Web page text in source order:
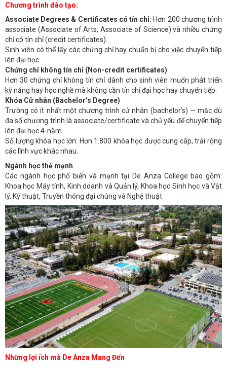
Chương trình đào tạo:
Associate Degrees & Certificates có tín chỉ: Hơn 200 chương trình
associate (Associate of Arts, Associate of Science) và nhiều chứng
chỉ có tín chỉ (credit certificates).
Sinh viên có thể lấy các chứng chỉ hay chuẩn bị cho việc chuyển tiếp
lên đại học.
Chứng chỉ không tín chỉ (Non-credit certificates)
Hơn 30 chứng chỉ không tín chỉ dành cho sinh viên muốn phát triển
kỹ năng hay học nghề mà không cần tín chỉ đại học hay chuyển tiếp.
Khóa Cử nhân (Bachelor’s Degree)
Trường có ít nhất một chương trình cử nhân (bachelor’s) — mặc dù
đa số chương trình là associate/certificate và chủ yếu để chuyển tiếp
lên đại học 4-năm.
Số lượng khóa học lớn: Hơn 1.800 khóa học được cung cấp, trải rộng
các lĩnh vực khác nhau.
Ngành học thế mạnh
Các ngành học phổ biến và mạnh tại De Anza College bao gồm:
Khoa học Máy tính, Kinh doanh và Quản lý, Khoa học Sinh học và Vật
lý, Kỹ thuật, Truyền thông đại chúng và Nghệ thuật
Những lợi ích mà De Anza Mang Đến